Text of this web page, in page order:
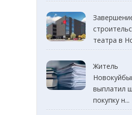
театра в
Житель
выплатил
покупку н...